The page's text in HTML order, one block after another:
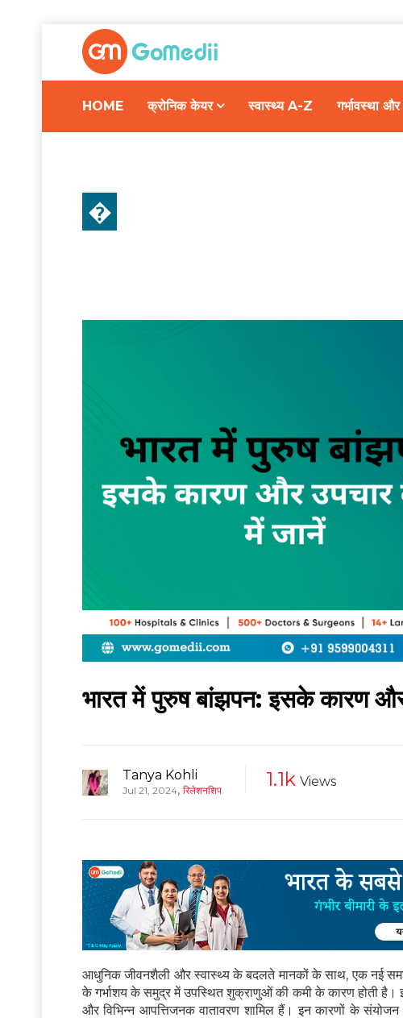
HOME क्रोनिक केयर स्वास्थ्य A-Z गर्भावस्था
�
भारत में पुरुष बांझपन: इसके कारण
Tanya Kohli
Jul 21, 2024, रिलेशनशिप 1.1k Views
आधुनिक जीवनशैली और स्वास्थ्य के बदलते मानकों के साथ, एक नई
के गर्भाशय के समुद्र में उपस्थित शुक्राणुओं की कमी के कारण होती है।
और विभिन्न आपत्तिजनक वातावरण शामिल हैं। इन कारणों के